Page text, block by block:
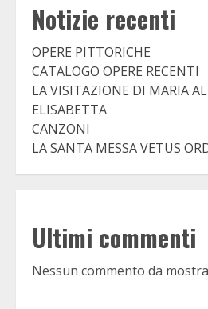
Notizie recenti
OPERE PITTORICHE
CATALOGO OPERE RECENTI
LA VISITAZIONE DI MARIA
ELISABETTA
CANZONI
LA SANTA MESSA VETUS
Ultimi commenti
Nessun commento da